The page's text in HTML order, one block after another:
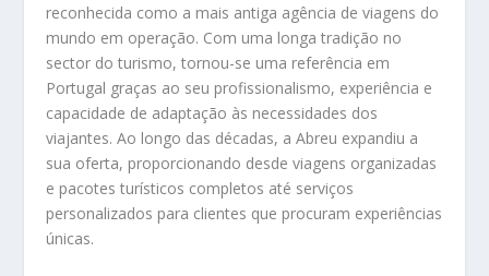
reconhecida como a mais antiga agência de viagens do
mundo em operação. Com uma longa tradição no
sector do turismo, tornou-se uma referência em
Portugal graças ao seu profissionalismo, experiência e
capacidade de adaptação às necessidades dos
viajantes. Ao longo das décadas, a Abreu expandiu a
sua oferta, proporcionando desde viagens organizadas
e pacotes turísticos completos até serviços
personalizados para clientes que procuram experiências
únicas.